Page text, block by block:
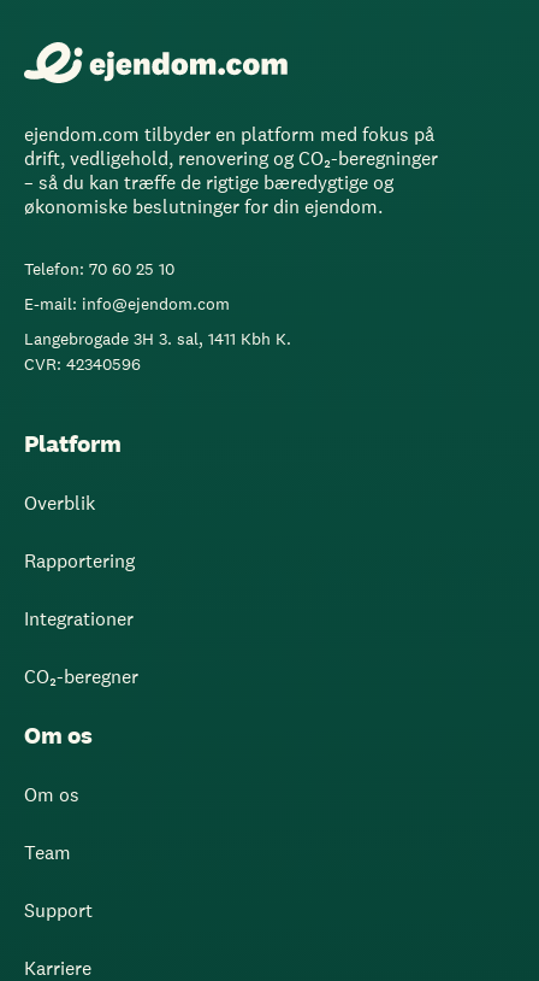
ejendom.com tilbyder en platform med fokus på
drift, vedligehold, renovering og CO₂-beregninger
– så du kan træffe de rigtige bæredygtige og
økonomiske beslutninger for din ejendom.
Telefon: 70 60 25 10
E-mail: info@ejendom.com
Langebrogade 3H 3. sal, 1411 Kbh K.
CVR: 42340596
Platform
Overblik
Rapportering
Integrationer
CO₂-beregner
Om os
Om os
Team
Support
Karriere